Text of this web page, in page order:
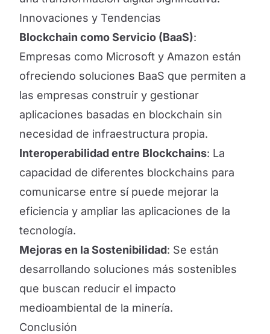
Innovaciones y Tendencias
Blockchain como Servicio (BaaS):
Empresas como Microsoft y Amazon están
ofreciendo soluciones BaaS que permiten a
las empresas construir y gestionar
aplicaciones basadas en blockchain sin
necesidad de infraestructura propia.
Interoperabilidad entre Blockchains: La
capacidad de diferentes blockchains para
comunicarse entre sí puede mejorar la
eficiencia y ampliar las aplicaciones de la
tecnología.
Mejoras en la Sostenibilidad: Se están
desarrollando soluciones más sostenibles
que buscan reducir el impacto
medioambiental de la minería.
Conclusión